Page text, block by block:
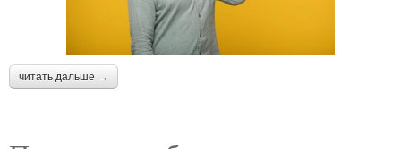
читать дальше →